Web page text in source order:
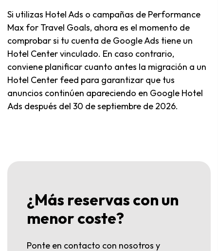
Si utilizas Hotel Ads o campañas de Performance
Max for Travel Goals, ahora es el momento de
comprobar si tu cuenta de Google Ads tiene un
Hotel Center vinculado. En caso contrario,
conviene planificar cuanto antes la migración a un
Hotel Center feed para garantizar que tus
anuncios continúen apareciendo en Google Hotel
Ads después del 30 de septiembre de 2026.
¿Más reservas con un
menor coste?
Ponte en contacto con nosotros y